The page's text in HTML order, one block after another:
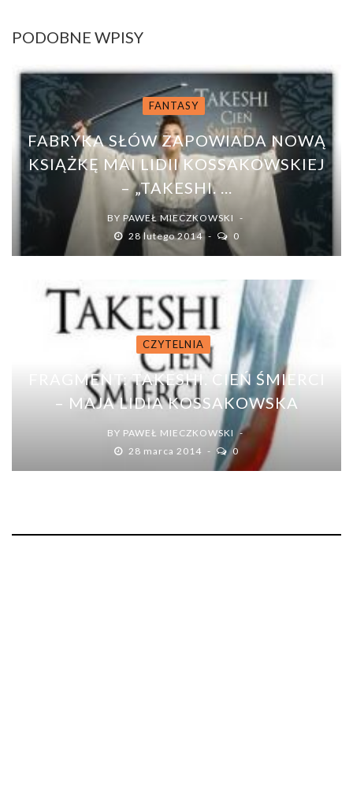
PODOBNE WPISY
FANTASY
FABRYKA SŁÓW ZAPOWIADA NOWĄ
KSIĄŻKĘ MAI LIDII KOSSAKOWSKIEJ
– „TAKESHI. ...
BY PAWEŁ MIECZKOWSKI
28 lutego 2014
0
CZYTELNIA
FRAGMENT: TAKESHI. CIEŃ ŚMIERCI
– MAJA LIDIA KOSSAKOWSKA
BY PAWEŁ MIECZKOWSKI
28 marca 2014
0